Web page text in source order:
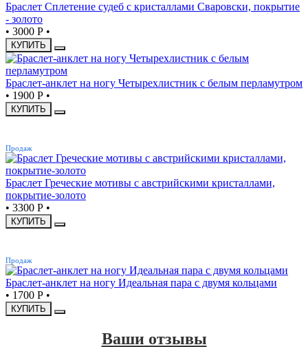
Браслет Сплетение судеб с кристаллами Сваровски, покрытие
- золото
• 3000 Р •
КУПИТЬ
Браслет-анклет на ногу Четырехлистник с белым перламутром
• 1900 Р •
КУПИТЬ
Продаж
Браслет Греческие мотивы с австрийскими кристаллами,
покрытие-золото
• 3300 Р •
КУПИТЬ
Продаж
Браслет-анклет на ногу Идеальная пара с двумя кольцами
• 1700 Р •
КУПИТЬ
Ваши отзывы